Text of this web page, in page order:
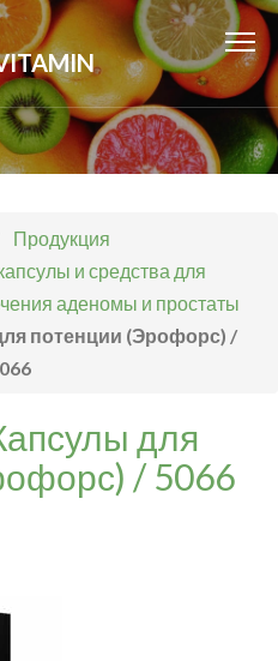
Продукция
и средства для
аденомы и простаты
потенции (Эрофорс) /
для
/ 5066